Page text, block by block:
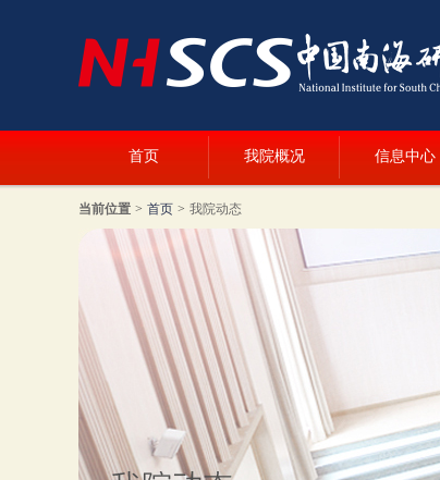
首页 我院概况 信息中心
当前位置 > 首页 > 我院动态